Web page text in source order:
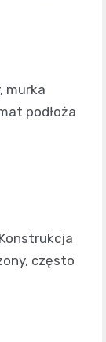
murka
podłoża
często